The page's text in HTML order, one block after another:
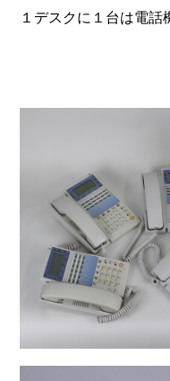
１デスクに１台は電話